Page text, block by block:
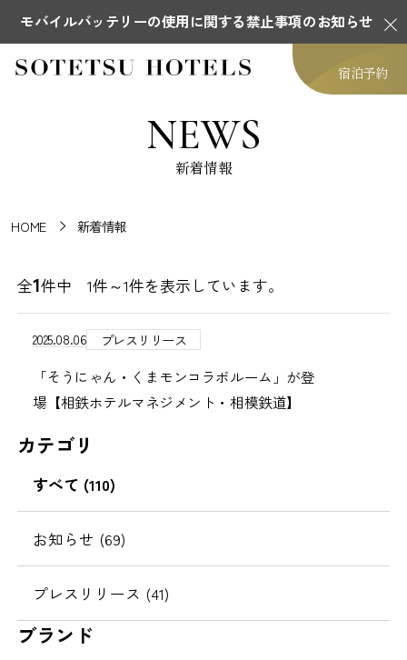
モバイルバッテリーの使用に関する禁止事項のお知らせ
宿泊予約
NEWS
新着情報
HOME 新着情報
全1件中 1件～1件を表示しています。
2025.08.06 プレスリリース
「そうにゃん・くまモンコラボルーム」が登
場【相鉄ホテルマネジメント・相模鉄道】
カテゴリ
すべて (110)
お知らせ (69)
プレスリリース (41)
ブランド